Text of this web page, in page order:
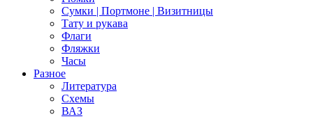
Сумки | Портмоне | Визитницы
Тату и рукава
Флаги
Фляжки
Часы
Разное
Литература
Схемы
ВАЗ